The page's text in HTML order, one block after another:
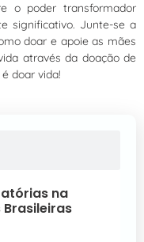
o poder transformador
significativo. Junte-se a
doar e apoie as mães
através da doação de
doar vida!
na